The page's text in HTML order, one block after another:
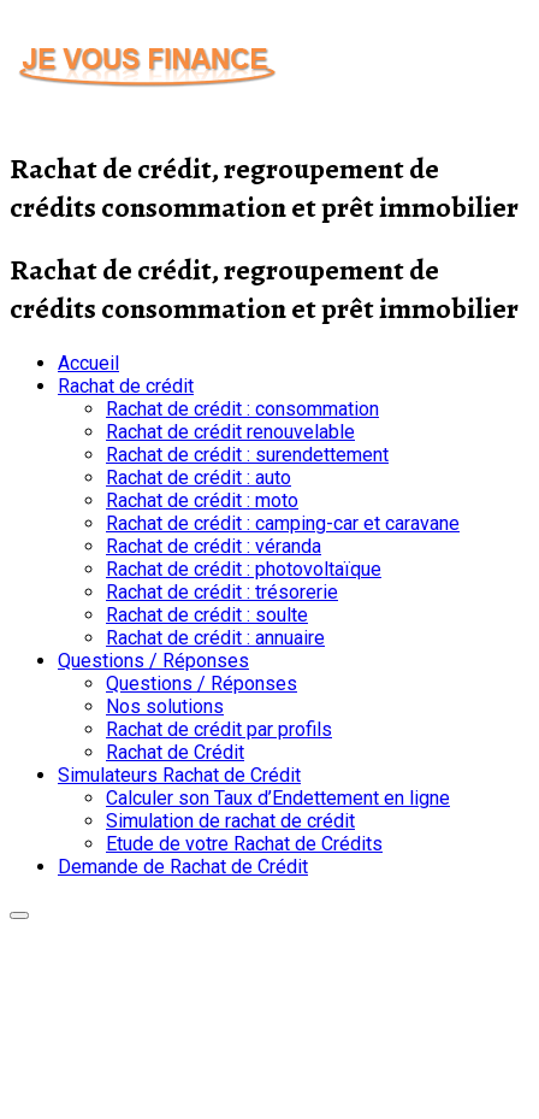
contenu
Rachat de crédit, regroupement de
crédits consommation et prêt immobilier
Rachat de crédit, regroupement de
crédits consommation et prêt immobilier
Accueil
Rachat de crédit
Rachat de crédit : consommation
Rachat de crédit renouvelable
Rachat de crédit : surendettement
Rachat de crédit : auto
Rachat de crédit : moto
Rachat de crédit : camping-car et caravane
Rachat de crédit : véranda
Rachat de crédit : photovoltaïque
Rachat de crédit : trésorerie
Rachat de crédit : soulte
Rachat de crédit : annuaire
Questions / Réponses
Questions / Réponses
Nos solutions
Rachat de crédit par profils
Rachat de Crédit
Simulateurs Rachat de Crédit
Calculer son Taux d’Endettement en ligne
Simulation de rachat de crédit
Etude de votre Rachat de Crédits
Demande de Rachat de Crédit